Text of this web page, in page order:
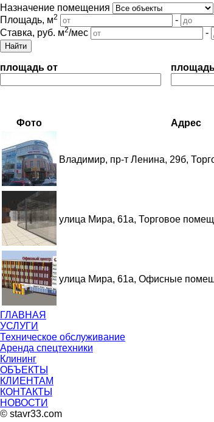
Назначение помещения
Площадь, м2
-
Ставка, руб. м2/мес -
площадь от
Фото Адрес
Владимир, пр-т Ленина, 29б,
улица Мира, 61а, Торговое
улица Мира, 61а, Офисные
ГЛАВНАЯ
УСЛУГИ
Техническое обслуживание
Аренда спецтехники
Клининг
ОБЪЕКТЫ
КЛИЕНТАМ
КОНТАКТЫ
НОВОСТИ
© stavr33.com